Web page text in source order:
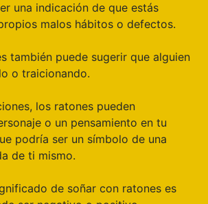
una indicación de que estás
malos hábitos o defectos.
también puede sugerir que alguien
o traicionando.
los ratones pueden
o un pensamiento en tu
podría ser un símbolo de una
de ti mismo.
de soñar con ratones es